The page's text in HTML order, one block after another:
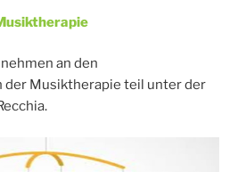
an den
der Musiktherapie teil unter der